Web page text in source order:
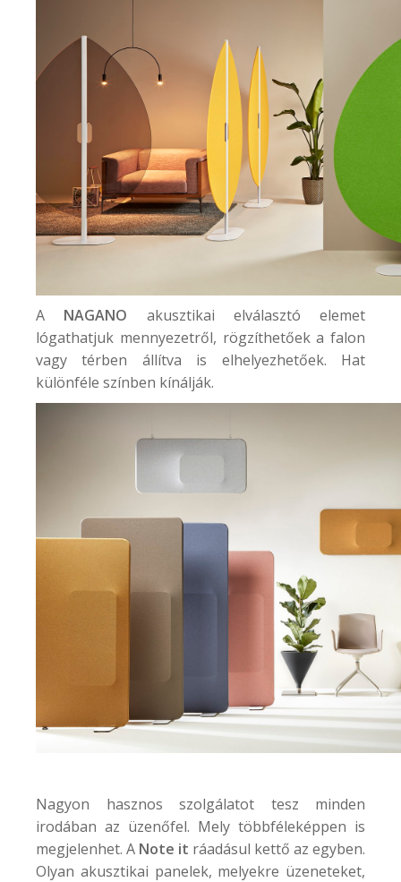
A NAGANO akusztikai elválasztó elemet
lógathatjuk mennyezetről, rögzíthetőek a falon
vagy térben állítva is elhelyezhetőek. Hat
különféle színben kínálják.
Nagyon hasznos szolgálatot tesz minden
irodában az üzenőfel. Mely többféleképpen is
megjelenhet. A Note it ráadásul kettő az egyben.
Olyan akusztikai panelek, melyekre üzeneteket,